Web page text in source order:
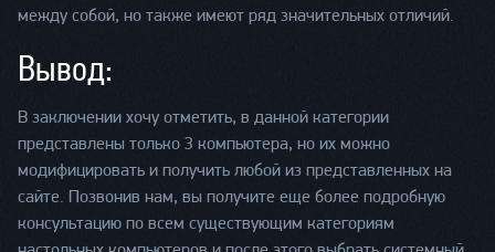
между собой, но также имеют ряд значительных отличий.
Вывод:
В заключении хочу отметить, в данной категории
представлены только 3 компьютера, но их можно
модифицировать и получить любой из представленных на
сайте. Позвонив нам, вы получите еще более подробную
консультацию по всем существующим категориям